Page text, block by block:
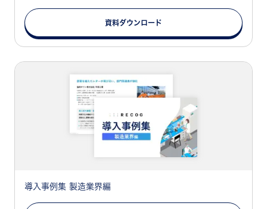
資料ダウンロード
導入事例集 製造業界編